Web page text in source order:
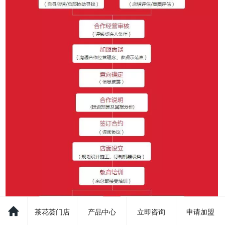
茶花荟门店 产品中心 立即咨询 申请加盟